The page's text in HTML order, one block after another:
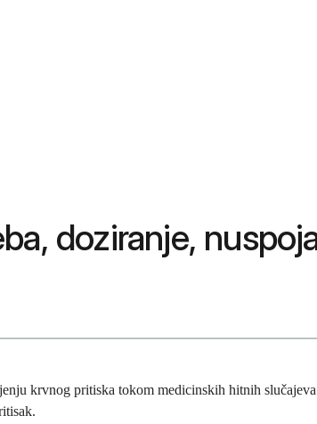
doziranje,
krvnog pritiska tokom medicinskih hitnih